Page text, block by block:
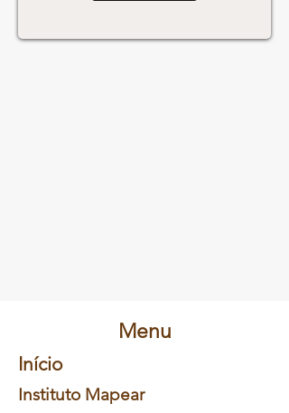
Menu
Início
Instituto Mapear